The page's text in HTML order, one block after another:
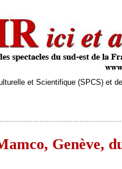
et Scientifique (SPCS) et
Genève,